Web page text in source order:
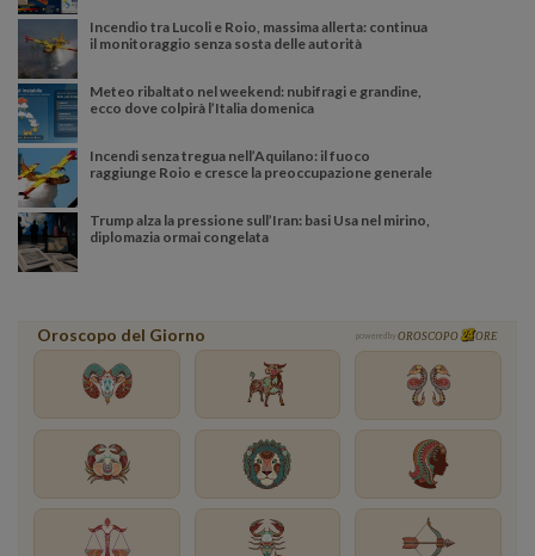
Incendio tra Lucoli e Roio, massima allerta: continua
il monitoraggio senza sosta delle autorità
Meteo ribaltato nel weekend: nubifragi e grandine,
ecco dove colpirà l’Italia domenica
Incendi senza tregua nell’Aquilano: il fuoco
raggiunge Roio e cresce la preoccupazione generale
Trump alza la pressione sull’Iran: basi Usa nel mirino,
diplomazia ormai congelata
Oroscopo del Giorno powered by OROSCOPO ORE